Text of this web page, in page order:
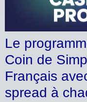
Le
Coin de
Français
spread à